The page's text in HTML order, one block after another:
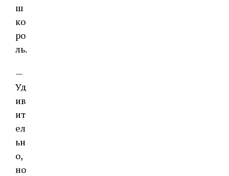
ш
ко
ро
ль.
—
Уд
ив
ит
ел
ьн
о,
но